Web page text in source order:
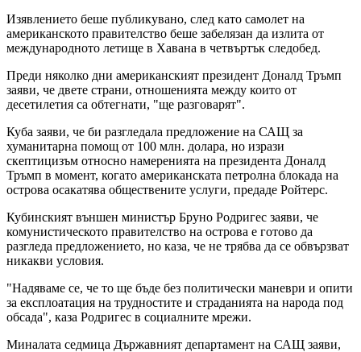
Изявлението беше публикувано, след като самолет на
американското правителство беше забелязан да излита от
международното летище в Хавана в четвъртък следобед.
Преди няколко дни американският президент Доналд Тръмп
заяви, че двете страни, отношенията между които от
десетилетия са обтегнати, "ще разговарят".
Куба заяви, че би разгледала предложение на САЩ за
хуманитарна помощ от 100 млн. долара, но изрази
скептицизъм относно намеренията на президента Доналд
Тръмп в момент, когато американската петролна блокада на
острова осакатява обществените услуги, предаде Ройтерс.
Кубинският външен министър Бруно Родригес заяви, че
комунистическото правителство на острова е готово да
разгледа предложението, но каза, че не трябва да се обвързват
никакви условия.
"Надяваме се, че то ще бъде без политически маневри и опити
за експлоатация на трудностите и страданията на народа под
обсада", каза Родригес в социалните мрежи.
Миналата седмица Държавният департамент на САЩ заяви,